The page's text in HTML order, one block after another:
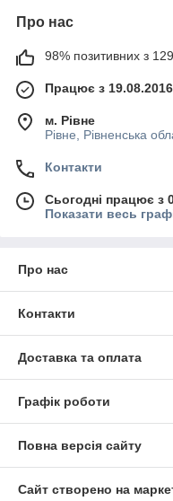
Про нас
98% позитивних з
Працює з 19.08.2016
м. Рівне
Рівне, Рівненська
Контакти
Сьогодні працює з
Показати весь
Про нас
Контакти
Доставка та оплата
Графік роботи
Повна версія сайту
Сайт створено на